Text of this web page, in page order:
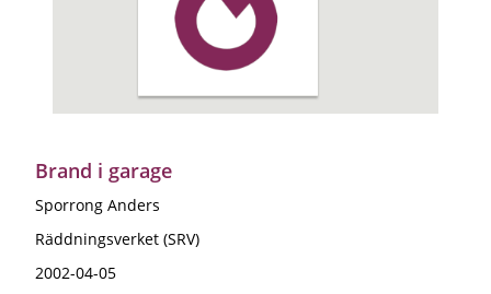
Brand i garage
Sporrong Anders
Räddningsverket (SRV)
2002-04-05